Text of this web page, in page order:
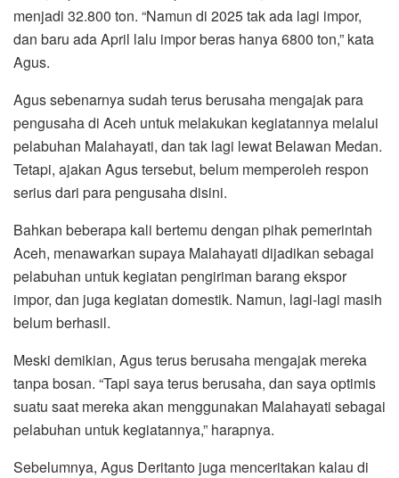
menjadi 32.800 ton. “Namun di 2025 tak ada lagi impor,
dan baru ada April lalu impor beras hanya 6800 ton,” kata
Agus.
Agus sebenarnya sudah terus berusaha mengajak para
pengusaha di Aceh untuk melakukan kegiatannya melalui
pelabuhan Malahayati, dan tak lagi lewat Belawan Medan.
Tetapi, ajakan Agus tersebut, belum memperoleh respon
serius dari para pengusaha disini.
Bahkan beberapa kali bertemu dengan pihak pemerintah
Aceh, menawarkan supaya Malahayati dijadikan sebagai
pelabuhan untuk kegiatan pengiriman barang ekspor
impor, dan juga kegiatan domestik. Namun, lagi-lagi masih
belum berhasil.
Meski demikian, Agus terus berusaha mengajak mereka
tanpa bosan. “Tapi saya terus berusaha, dan saya optimis
suatu saat mereka akan menggunakan Malahayati sebagai
pelabuhan untuk kegiatannya,” harapnya.
Sebelumnya, Agus Deritanto juga menceritakan kalau di